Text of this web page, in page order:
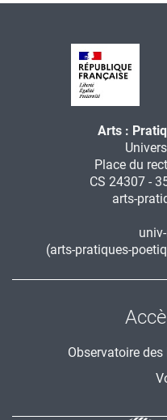
Arts :
Place du
CS 24307 -
arts-
(arts-pratiques-
Observatoire